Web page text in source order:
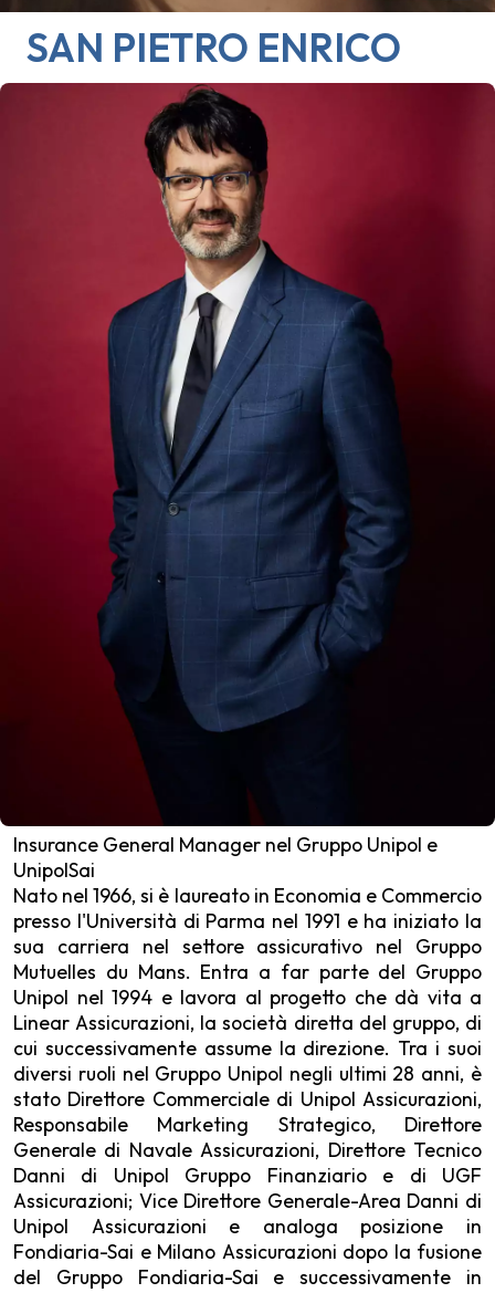
SAN PIETRO ENRICO
Insurance General Manager nel Gruppo Unipol e
UnipolSai
Nato nel 1966, si è laureato in Economia e Commercio
presso l'Università di Parma nel 1991 e ha iniziato la
sua carriera nel settore assicurativo nel Gruppo
Mutuelles du Mans. Entra a far parte del Gruppo
Unipol nel 1994 e lavora al progetto che dà vita a
Linear Assicurazioni, la società diretta del gruppo, di
cui successivamente assume la direzione. Tra i suoi
diversi ruoli nel Gruppo Unipol negli ultimi 28 anni, è
stato Direttore Commerciale di Unipol Assicurazioni,
Responsabile Marketing Strategico, Direttore
Generale di Navale Assicurazioni, Direttore Tecnico
Danni di Unipol Gruppo Finanziario e di UGF
Assicurazioni; Vice Direttore Generale-Area Danni di
Unipol Assicurazioni e analoga posizione in
Fondiaria-Sai e Milano Assicurazioni dopo la fusione
del Gruppo Fondiaria-Sai e successivamente in